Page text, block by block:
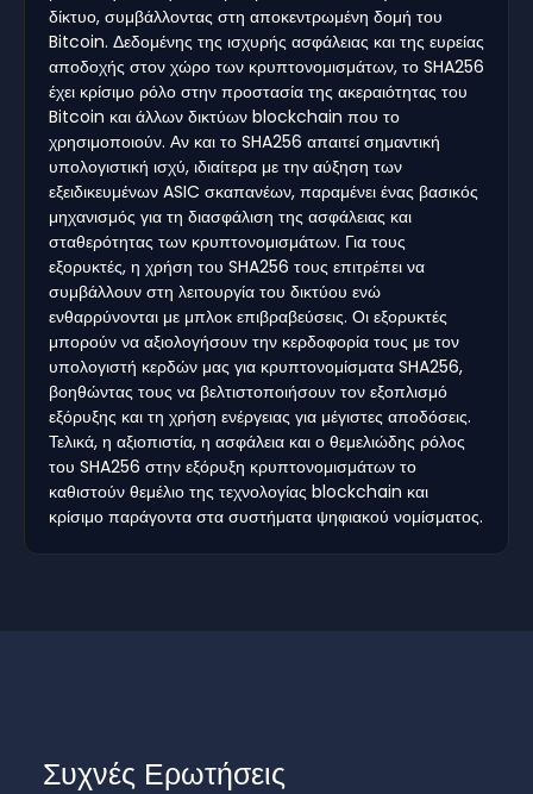
δίκτυο, συμβάλλοντας στη αποκεντρωμένη δομή του
Bitcoin. Δεδομένης της ισχυρής ασφάλειας και της ευρείας
αποδοχής στον χώρο των κρυπτονομισμάτων, το SHA256
έχει κρίσιμο ρόλο στην προστασία της ακεραιότητας του
Bitcoin και άλλων δικτύων blockchain που το
χρησιμοποιούν. Αν και το SHA256 απαιτεί σημαντική
υπολογιστική ισχύ, ιδιαίτερα με την αύξηση των
εξειδικευμένων ASIC σκαπανέων, παραμένει ένας βασικός
μηχανισμός για τη διασφάλιση της ασφάλειας και
σταθερότητας των κρυπτονομισμάτων. Για τους
εξορυκτές, η χρήση του SHA256 τους επιτρέπει να
συμβάλλουν στη λειτουργία του δικτύου ενώ
ενθαρρύνονται με μπλοκ επιβραβεύσεις. Οι εξορυκτές
μπορούν να αξιολογήσουν την κερδοφορία τους με τον
υπολογιστή κερδών μας για κρυπτονομίσματα SHA256,
βοηθώντας τους να βελτιστοποιήσουν τον εξοπλισμό
εξόρυξης και τη χρήση ενέργειας για μέγιστες αποδόσεις.
Τελικά, η αξιοπιστία, η ασφάλεια και ο θεμελιώδης ρόλος
του SHA256 στην εξόρυξη κρυπτονομισμάτων το
καθιστούν θεμέλιο της τεχνολογίας blockchain και
κρίσιμο παράγοντα στα συστήματα ψηφιακού νομίσματος.
Συχνές Ερωτήσεις